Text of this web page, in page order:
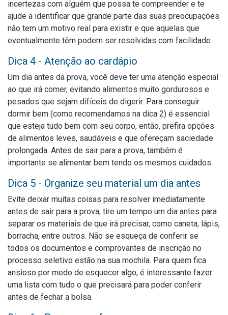
incertezas com alguém que possa te compreender e te
ajude a identificar que grande parte das suas preocupações
não tem um motivo real para existir e que aquelas que
eventualmente têm podem ser resolvidas com facilidade.
Dica 4 - Atenção ao cardápio
Um dia antes da prova, você deve ter uma atenção especial
ao que irá comer, evitando alimentos muito gordurosos e
pesados que sejam difíceis de digerir. Para conseguir
dormir bem (como recomendamos na dica 2) é essencial
que esteja tudo bem com seu corpo, então, prefira opções
de alimentos leves, saudáveis e que ofereçam saciedade
prolongada. Antes de sair para a prova, também é
importante se alimentar bem tendo os mesmos cuidados.
Dica 5 - Organize seu material um dia antes
Evite deixar muitas coisas para resolver imediatamente
antes de sair para a prova, tire um tempo um dia antes para
separar os materiais de que irá precisar, como caneta, lápis,
borracha, entre outros. Não se esqueça de conferir se
todos os documentos e comprovantes de inscrição no
processo seletivo estão na sua mochila. Para quem fica
ansioso por medo de esquecer algo, é interessante fazer
uma lista com tudo o que precisará para poder conferir
antes de fechar a bolsa.